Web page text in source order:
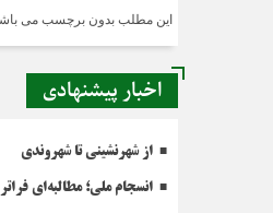
این مطلب بدون برچسب می
اخبار پیشنهادی
از شهرنشینی تا شهروندی
انسجام ملی؛ مطالبه‌ای